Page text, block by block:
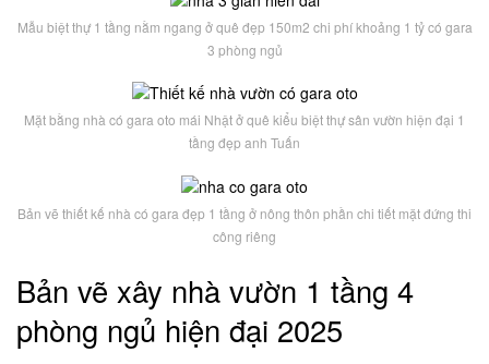
Mẫu biệt thự 1 tầng nằm ngang ở quê đẹp 150m2 chi phí khoảng 1 tỷ có gara
3 phòng ngủ
Mặt bằng nhà có gara oto mái Nhật ở quê kiểu biệt thự sân vườn hiện đại 1
tầng đẹp anh Tuấn
Bản vẽ thiết kế nhà có gara đẹp 1 tầng ở nông thôn phần chi tiết mặt đứng thi
công riêng
Bản vẽ xây nhà vườn 1 tầng 4
phòng ngủ hiện đại 2025